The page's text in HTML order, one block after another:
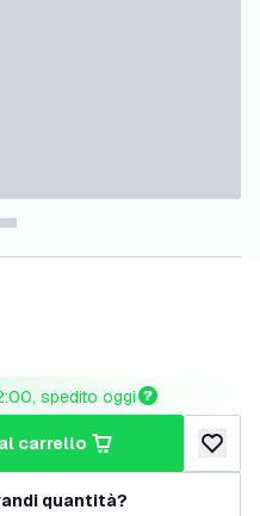
spedito oggi
al carrello
quantità?